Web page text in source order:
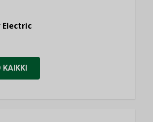
Electric
KAIKKI